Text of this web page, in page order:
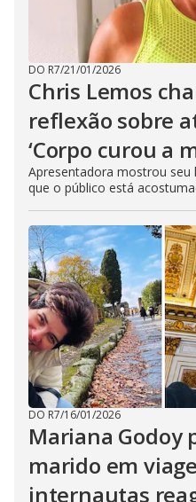
DO R7/21/01/2026
Chris Lemos
reflexão sobre
‘Corpo curou a
Apresentadora mostrou
que o público está
DO R7/16/01/2026
Mariana Godoy
marido em
internautas